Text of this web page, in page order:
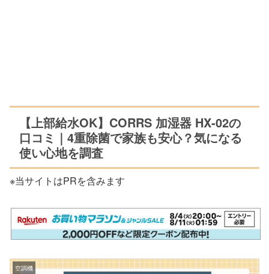
【上部給水OK】CORRS 加湿器 HX-02の
口コミ｜4重除菌で家族も安心？気になる
使い心地を調査
※当サイトはPRを含みます
空調機